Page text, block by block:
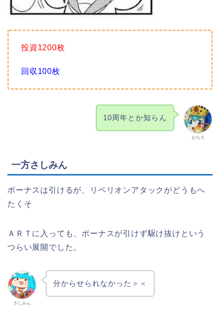
投資1200枚
回収100枚
おちろ
10周年とか知らん
一方さしみん
ボーナスは引けるが、リベリオンアタックがどうもへ
たくそ
ＡＲＴに入っても、ボーナスが引けず駆け抜けという
つらい展開でした。
さしみん
分からせられなかった＞＜